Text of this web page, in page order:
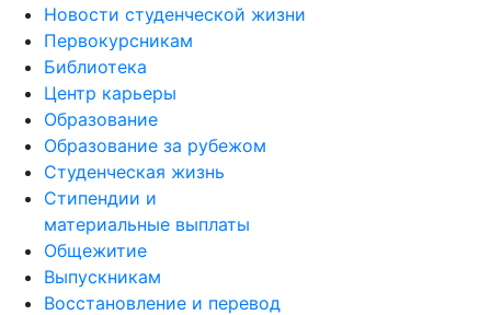
Новости студенческой жизни
Первокурсникам
Библиотека
Центр карьеры
Образование
Образование за рубежом
Студенческая жизнь
Стипендии и
материальные выплаты
Общежитие
Выпускникам
Восстановление и перевод